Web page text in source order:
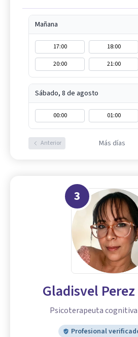
Mañana
17:00 18:00
20:00
21:00
Sábado, 8 de agosto
00:00 01:00
Anterior Más días
3
Gladisvel
Psicoterapeuta
Profesional